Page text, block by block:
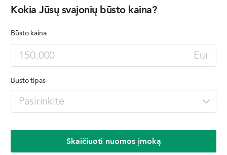
Kokia Jūsų svajonių būsto kaina?
Būsto kaina
Eur
Būsto tipas
Skaičiuoti nuomos įmoką